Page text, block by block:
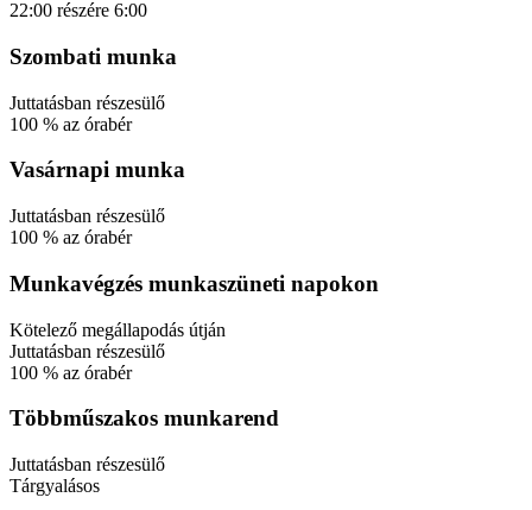
22:00 részére 6:00
Szombati munka
Juttatásban részesülő
100 % az órabér
Vasárnapi munka
Juttatásban részesülő
100 % az órabér
Munkavégzés munkaszüneti napokon
Kötelező megállapodás útján
Juttatásban részesülő
100 % az órabér
Többműszakos munkarend
Juttatásban részesülő
Tárgyalásos